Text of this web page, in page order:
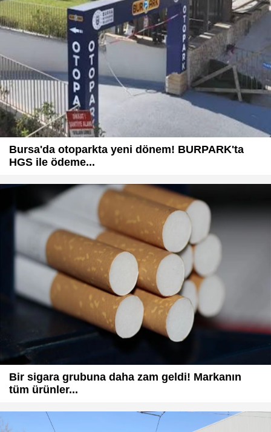
Bursa'da otoparkta yeni dönem! BURPARK'ta
HGS ile ödeme...
Bir sigara grubuna daha zam geldi! Markanın
tüm ürünler...